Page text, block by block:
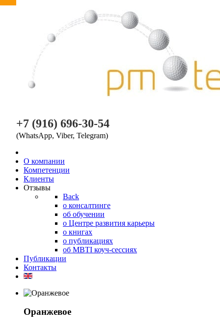
+7 (916) 696-30-54
(WhatsApp, Viber, Telegram)
O компании
Компетенции
Клиенты
Отзывы
Back
о консалтинге
об обучении
о Центре развития карьеры
о книгах
о публикациях
об MBTI коуч-сессиях
Публикации
Контакты
Оранжевое